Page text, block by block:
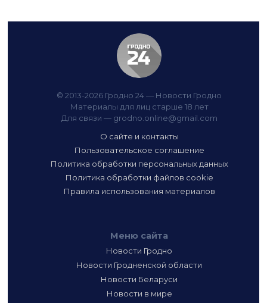
© 2013-2026 Гродно 24 — Новости Гродно
Материалы для лиц старше 18 лет
Для связи — grodno.online@gmail.com
О сайте и контакты
Пользовательское соглашение
Политика обработки персональных данных
Политика обработки файлов cookie
Правила использования материалов
Меню сайта
Новости Гродно
Новости Гродненской области
Новости Беларуси
Новости в мире